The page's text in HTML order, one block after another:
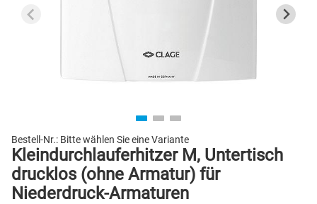
Bestell-Nr.: Bitte wählen Sie eine Variante
Kleindurchlauferhitzer M, Untertisch
drucklos (ohne Armatur) für
Niederdruck-Armaturen